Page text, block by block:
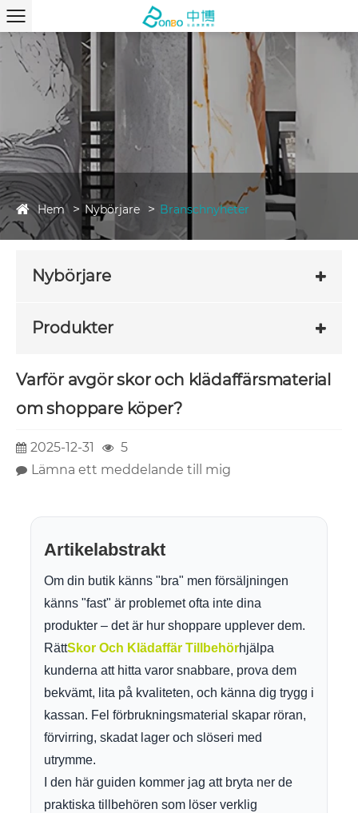
Hem Nybörjare Branschnyheter
Nybörjare
Produkter
Varför avgör skor och klädaffärsmaterial
om shoppare köper?
2025-12-31
5
Lämna ett meddelande till mig
Artikelabstrakt
Om din butik känns "bra" men försäljningen
känns "fast" är problemet ofta inte dina
produkter – det är hur shoppare upplever dem.
RättSkor Och Klädaffär Tillbehörhjälpa
kunderna att hitta varor snabbare, prova dem
bekvämt, lita på kvaliteten, och känna dig trygg i
kassan. Fel förbrukningsmaterial skapar röran,
förvirring, skadat lager och slöseri med
utrymme.
I den här guiden kommer jag att bryta ner de
praktiska tillbehören som löser verklig